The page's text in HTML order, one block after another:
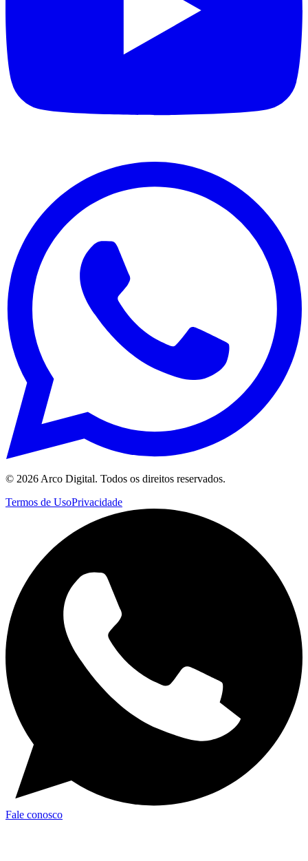
© 2026 Arco Digital. Todos os direitos reservados.
Termos de UsoPrivacidade
Fale conosco